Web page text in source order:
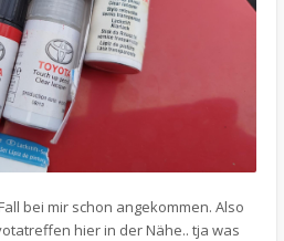
bei mir schon angekommen. Also
hier in der Nähe.. tja was